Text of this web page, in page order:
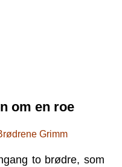
om en roe
Grimm
to brødre, som